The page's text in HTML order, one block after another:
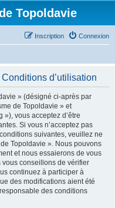
Topoldavie
Connexion
Inscription
d’utilisation
» (désigné ci-après par
de Topoldavie » et
vous acceptez d’être
Si vous n’acceptez pas
suivantes, veuillez ne
Topoldavie ». Nous pouvons
et nous essaierons de vous
conseillons de vérifier
continuez à participer à
des modifications aient été
des conditions